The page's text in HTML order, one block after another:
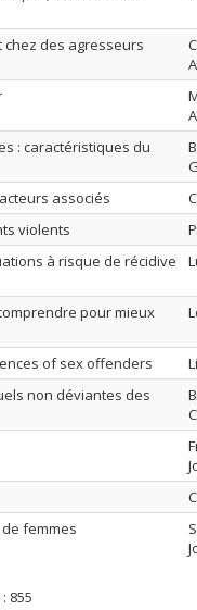
des agresseurs
: caractéristiques du
associés
violents
à risque de récidive
pour mieux
of sex offenders
non déviantes des
femmes
855